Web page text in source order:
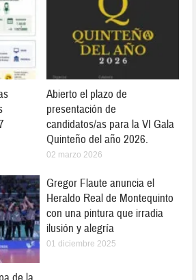
Abierto el plazo de
presentación de
candidatos/as para la VI Gala
Quinteño del año 2026.
02 marzo 2026
Gregor Flaute anuncia el
Heraldo Real de Montequinto
con una pintura que irradia
ilusión y alegría
01 diciembre 2025